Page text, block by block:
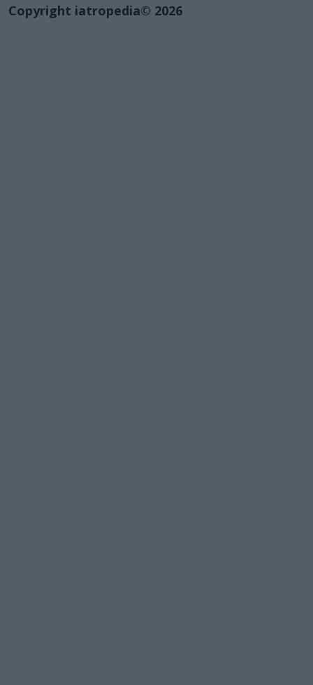
Copyright iatropedia© 2026